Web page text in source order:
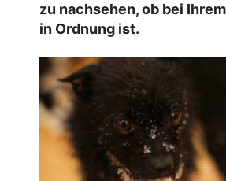
zu nachsehen, ob bei
in Ordnung ist.